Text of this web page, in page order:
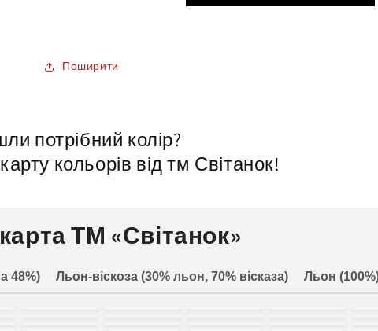
Поширити
потрібний колір?
кольорів від тм Світанок!
ТМ «Світанок»
48%) Льон-віскоза (30% льон, 70% вісказа) Льон